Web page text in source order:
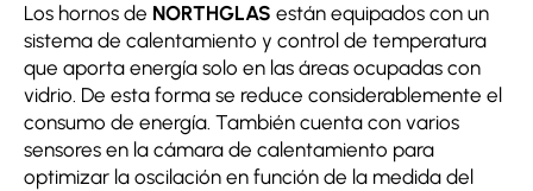
Los hornos de NORTHGLAS están equipados con un
sistema de calentamiento y control de temperatura
que aporta energía solo en las áreas ocupadas con
vidrio. De esta forma se reduce considerablemente el
consumo de energía. También cuenta con varios
sensores en la cámara de calentamiento para
optimizar la oscilación en función de la medida del